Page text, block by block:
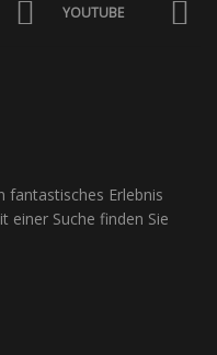
YOUTUBE
fantastisches Erlebnis
einer Suche finden Sie